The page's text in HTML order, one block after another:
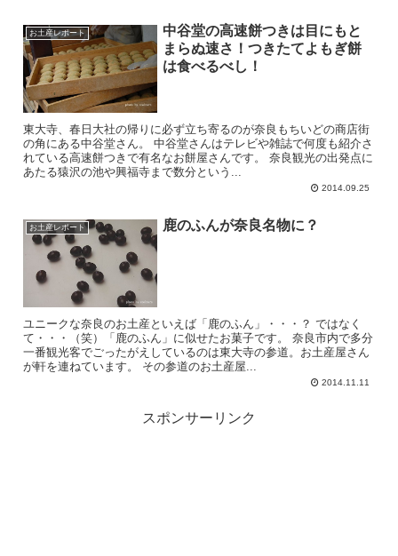
お土産レポート
中谷堂の高速餅つきは目にもと
まらぬ速さ！つきたてよもぎ餅
は食べるべし！
東大寺、春日大社の帰りに必ず立ち寄るのが奈良もちいどの商店街
の角にある中谷堂さん。 中谷堂さんはテレビや雑誌で何度も紹介さ
れている高速餅つきで有名なお餅屋さんです。 奈良観光の出発点に
あたる猿沢の池や興福寺まで数分という...
2014.09.25
お土産レポート 鹿のふんが奈良名物に？
ユニークな奈良のお土産といえば「鹿のふん」・・・？ ではなく
て・・・（笑）「鹿のふん」に似せたお菓子です。 奈良市内で多分
一番観光客でごったがえしているのは東大寺の参道。お土産屋さん
が軒を連ねています。 その参道のお土産屋...
2014.11.11
スポンサーリンク